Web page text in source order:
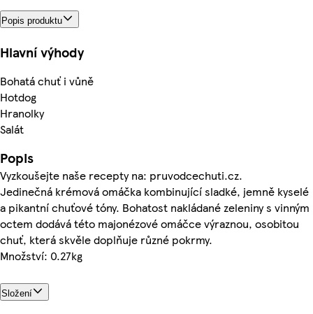
Popis produktu
Hlavní výhody
Bohatá chuť i vůně
Hotdog
Hranolky
Salát
Popis
Vyzkoušejte naše recepty na: pruvodcechuti.cz.
Jedinečná krémová omáčka kombinující sladké, jemně kyselé
a pikantní chuťové tóny. Bohatost nakládané zeleniny s vinným
octem dodává této majonézové omáčce výraznou, osobitou
chuť, která skvěle doplňuje různé pokrmy.
Množství: 0.27kg
Složení